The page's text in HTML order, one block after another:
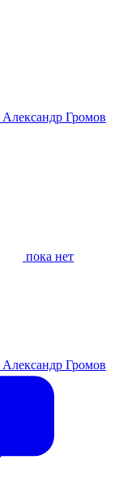
Александр Громов
пока нет
Александр Громов